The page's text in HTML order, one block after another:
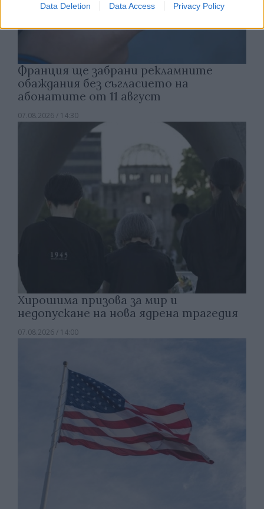
Data Deletion Data Access Privacy Policy
Франция ще забрани рекламните
обаждания без съгласието на
абонатите от 11 август
07.08.2026 / 14:30
Хирошима призова за мир и
недопускане на нова ядрена трагедия
07.08.2026 / 14:00